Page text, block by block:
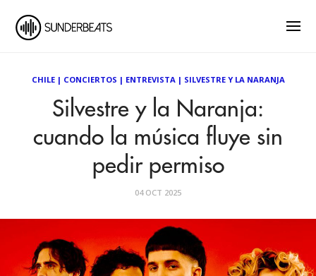
CHILE| CONCIERTOS | ENTREVISTA| SILVESTRE Y LA NARANJA
Silvestre y la Naranja:
cuando la música fluye sin
pedir permiso
04 OCT 2025